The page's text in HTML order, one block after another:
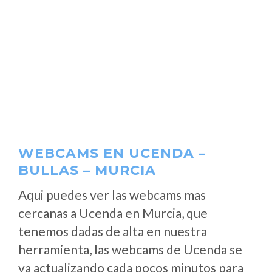
WEBCAMS EN UCENDA –
BULLAS – MURCIA
Aqui puedes ver las webcams mas
cercanas a Ucenda en Murcia, que
tenemos dadas de alta en nuestra
herramienta, las webcams de Ucenda se
va actualizando cada pocos minutos para